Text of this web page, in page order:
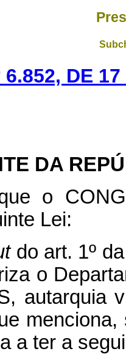
6.852, DE
DA
o
Lei:
do art. 1º
o
autarquia
a ter a